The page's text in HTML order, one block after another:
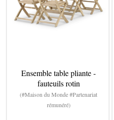
Ensemble table pliante -
fauteuils rotin
(#Maison du Monde #Partenariat
rémunéré)